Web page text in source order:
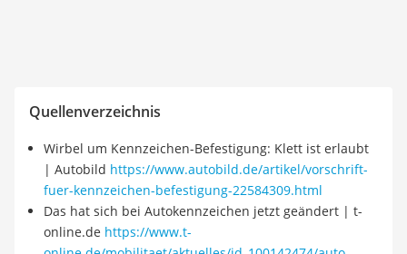
Quellenverzeichnis
Wirbel um Kennzeichen-Befestigung: Klett ist erlaubt
| Autobild https://www.autobild.de/artikel/vorschrift-
fuer-kennzeichen-befestigung-22584309.html
Das hat sich bei Autokennzeichen jetzt geändert | t-
online.de https://www.t-